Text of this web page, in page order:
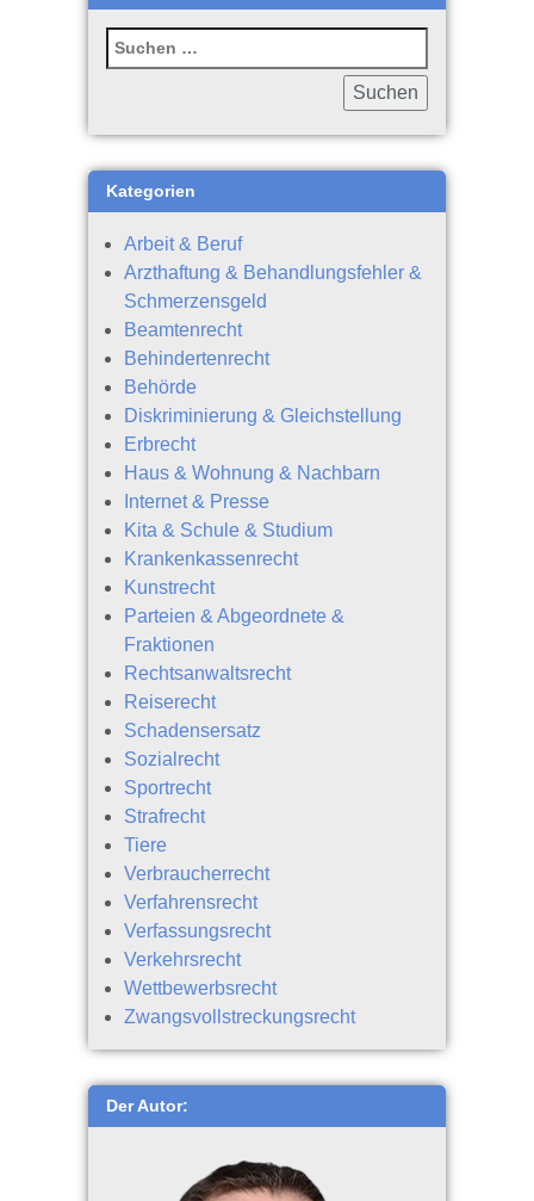
Kategorien
Arbeit & Beruf
Arzthaftung & Behandlungsfehler &
Schmerzensgeld
Beamtenrecht
Behindertenrecht
Behörde
Diskriminierung & Gleichstellung
Erbrecht
Haus & Wohnung & Nachbarn
Internet & Presse
Kita & Schule & Studium
Krankenkassenrecht
Kunstrecht
Parteien & Abgeordnete &
Fraktionen
Rechtsanwaltsrecht
Reiserecht
Schadensersatz
Sozialrecht
Sportrecht
Strafrecht
Tiere
Verbraucherrecht
Verfahrensrecht
Verfassungsrecht
Verkehrsrecht
Wettbewerbsrecht
Zwangsvollstreckungsrecht
Der Autor: